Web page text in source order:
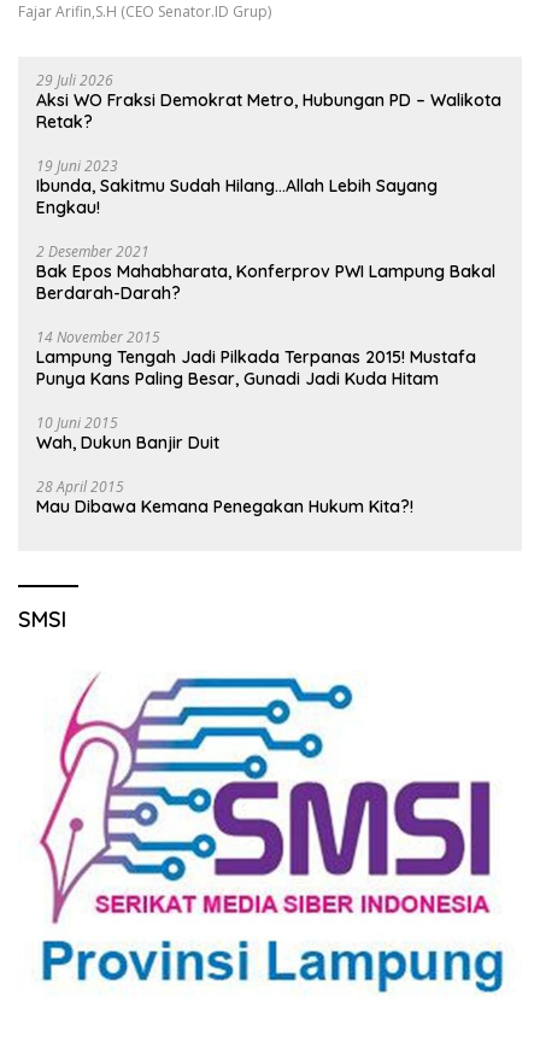
Fajar Arifin,S.H (CEO Senator.ID Grup)
29 Juli 2026
Aksi WO Fraksi Demokrat Metro, Hubungan PD – Walikota
Retak?
19 Juni 2023
Ibunda, Sakitmu Sudah Hilang…Allah Lebih Sayang
Engkau!
2 Desember 2021
Bak Epos Mahabharata, Konferprov PWI Lampung Bakal
Berdarah-Darah?
14 November 2015
Lampung Tengah Jadi Pilkada Terpanas 2015! Mustafa
Punya Kans Paling Besar, Gunadi Jadi Kuda Hitam
10 Juni 2015
Wah, Dukun Banjir Duit
28 April 2015
Mau Dibawa Kemana Penegakan Hukum Kita?!
SMSI